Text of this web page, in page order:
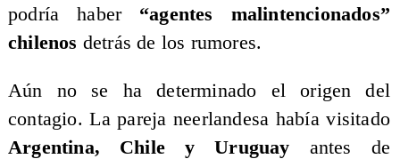
podría haber “agentes malintencionados”
chilenos detrás de los rumores.
Aún no se ha determinado el origen del
contagio. La pareja neerlandesa había visitado
Argentina, Chile y Uruguay antes de